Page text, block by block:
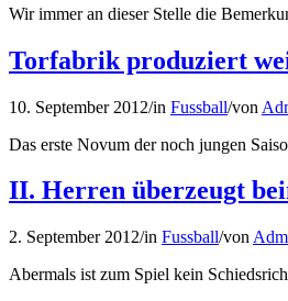
Wir immer an dieser Stelle die
Torfabrik produziert
10. September 2012/in Fussball/von
Das erste Novum der noch jungen
II. Herren überzeugt
2. September 2012/in Fussball/von
Abermals ist zum Spiel kein